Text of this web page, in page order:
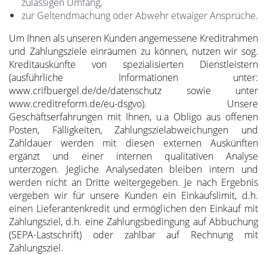
zur Geltendmachung oder Abwehr etwaiger Ansprüche.
Um Ihnen als unseren Kunden angemessene Kreditrahmen
und Zahlungsziele einräumen zu können, nutzen wir sog.
Kreditauskünfte von spezialisierten Dienstleistern
(ausführliche Informationen unter:
www.crifbuergel.de/de/datenschutz sowie unter
www.creditreform.de/eu-dsgvo). Unsere
Geschäftserfahrungen mit Ihnen, u.a Obligo aus offenen
Posten, Fälligkeiten, Zahlungszielabweichungen und
Zahldauer werden mit diesen externen Auskünften
ergänzt und einer internen qualitativen Analyse
unterzogen. Jegliche Analysedaten bleiben intern und
werden nicht an Dritte weitergegeben. Je nach Ergebnis
vergeben wir für unsere Kunden ein Einkaufslimit, d.h.
einen Lieferantenkredit und ermöglichen den Einkauf mit
Zahlungsziel, d.h. eine Zahlungsbedingung auf Abbuchung
(SEPA-Lastschrift) oder zahlbar auf Rechnung mit
Zahlungsziel.